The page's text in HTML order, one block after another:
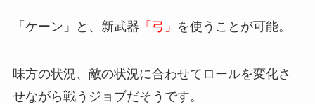
「ケーン」と、新武器 「弓」 を使うことが可能。
味方の状況、敵の状況に合わせてロールを変化さ
せながら戦うジョブだそうです。